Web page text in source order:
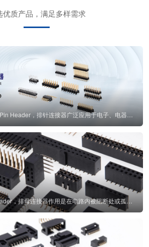
优质产品，满足多样需求
排母连接器Female Header，排母连接器作用是在电路内被阻断处或孤立不通...